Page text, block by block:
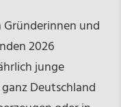
Gründerinnen und
2026
junge
Deutschland